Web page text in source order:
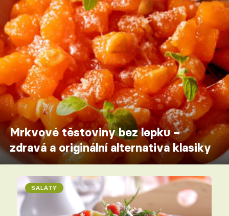
Mrkvové těstoviny bez lepku –
zdravá a originální alternativa klasiky
SALÁTY